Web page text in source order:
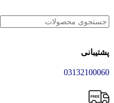
پشتیبانی
03132100060